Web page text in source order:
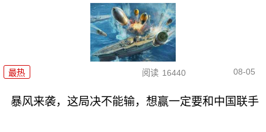
最热 阅读 16440 08-05
暴风来袭，这局决不能输，想赢一定要和中国联手